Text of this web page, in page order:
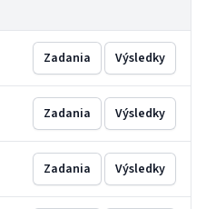
Zadania Výsledky
Zadania Výsledky
Zadania Výsledky